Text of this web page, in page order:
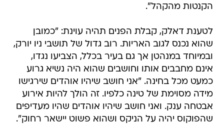
הקנטות מהקהל".
לטענת דאלק, קבלת הפנים תהיה עוינת: "כמובן
שהוא נכנס לגוב האריות. רוב גדול של תושבי ניו יורק,
ובמיוחד במנהטן אך גם בעיר בכלל, הצביעו נגדו,
אינם מחבבים אותו וחושבים שהוא היה נשיא גרוע
כמעט מכל בחינה. "אני חושב שיהיו אוהדים שירגישו
מידה מסוימת של טינה כלפיו. זה הולך להיות אירוע
אבטחה ענק. ואני חושב שיהיו אוהדים שהיו מעדיפים
שהפוקוס יהיה על הניקס ושהוא פשוט יישאר רחוק".